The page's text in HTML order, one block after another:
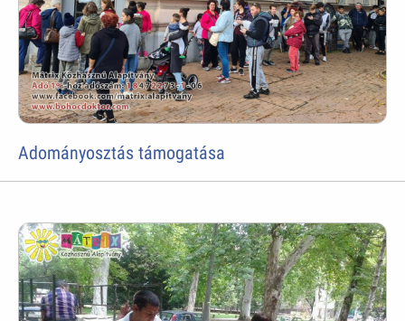
Adományosztás támogatása